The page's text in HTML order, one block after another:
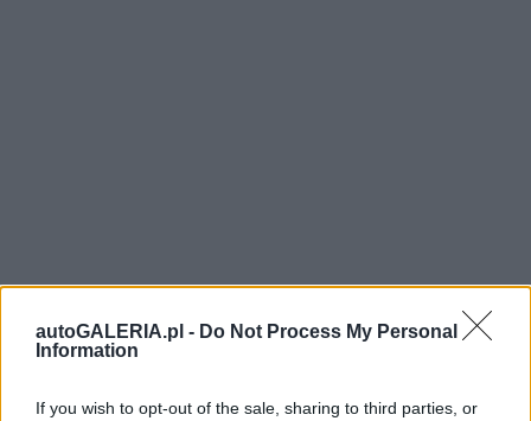
autoGALERIA.pl - Do Not Process My Personal
Information
If you wish to opt-out of the sale, sharing to third parties, or